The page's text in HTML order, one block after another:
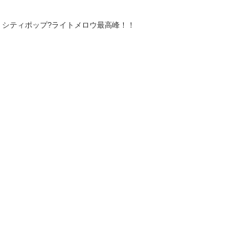
ティポップ?ライトメロウ最高峰！！